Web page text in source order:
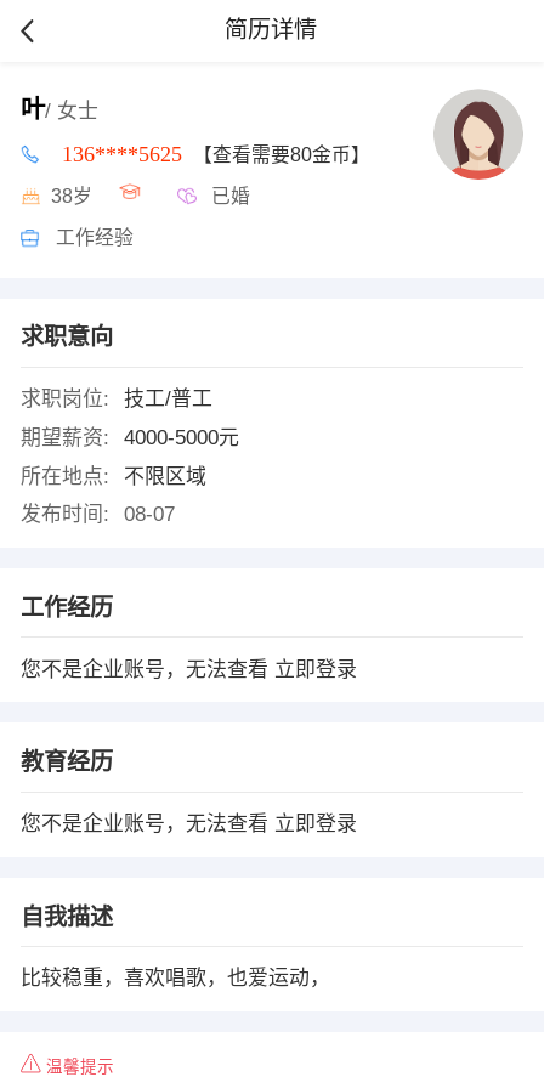
简历详情
叶/ 女士
136****5625 【查看需要80金币】
38岁 已婚
工作经验
求职意向
求职岗位:
技工/普工
期望薪资:
4000-5000元
所在地点:
不限区域
发布时间:
08-07
工作经历
您不是企业账号，无法查看 立即登录
教育经历
您不是企业账号，无法查看 立即登录
自我描述
比较稳重，喜欢唱歌，也爱运动，
温馨提示